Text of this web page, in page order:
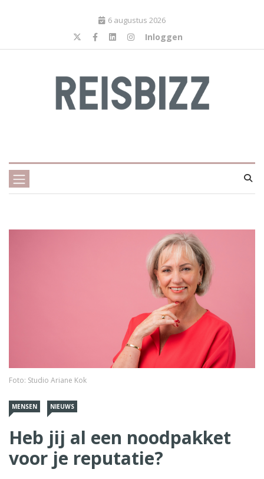
6 augustus 2026
Inloggen
Foto: Studio Ariane Kok
MENSEN NIEUWS
Heb jij al een noodpakket
voor je reputatie?